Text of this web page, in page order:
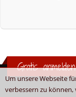
Um unsere Webseite
verbessern zu
Gratis anmelden